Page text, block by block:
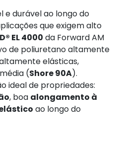
e durável ao longo do
que exigem alto
EL 4000 da Forward AM
de poliuretano altamente
elásticas,
(Shore 90A).
ideal de propriedades:
, boa alongamento à
ao longo do